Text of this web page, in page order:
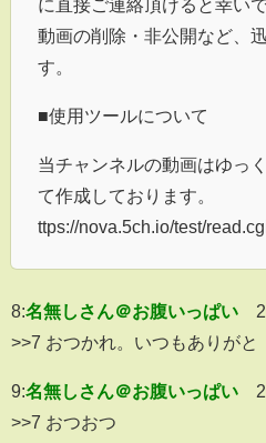
に直接ご連絡頂けると幸いで
動画の削除・非公開など、
す。
■使用ツールについて
当チャンネルの動画はゆっ
て作成しております。
ttps://nova.5ch.io/test/
8:名無しさん＠お腹いっぱい
>>7 おつかれ。いつもありがと
9:名無しさん＠お腹いっぱい
>>7 おつおつ